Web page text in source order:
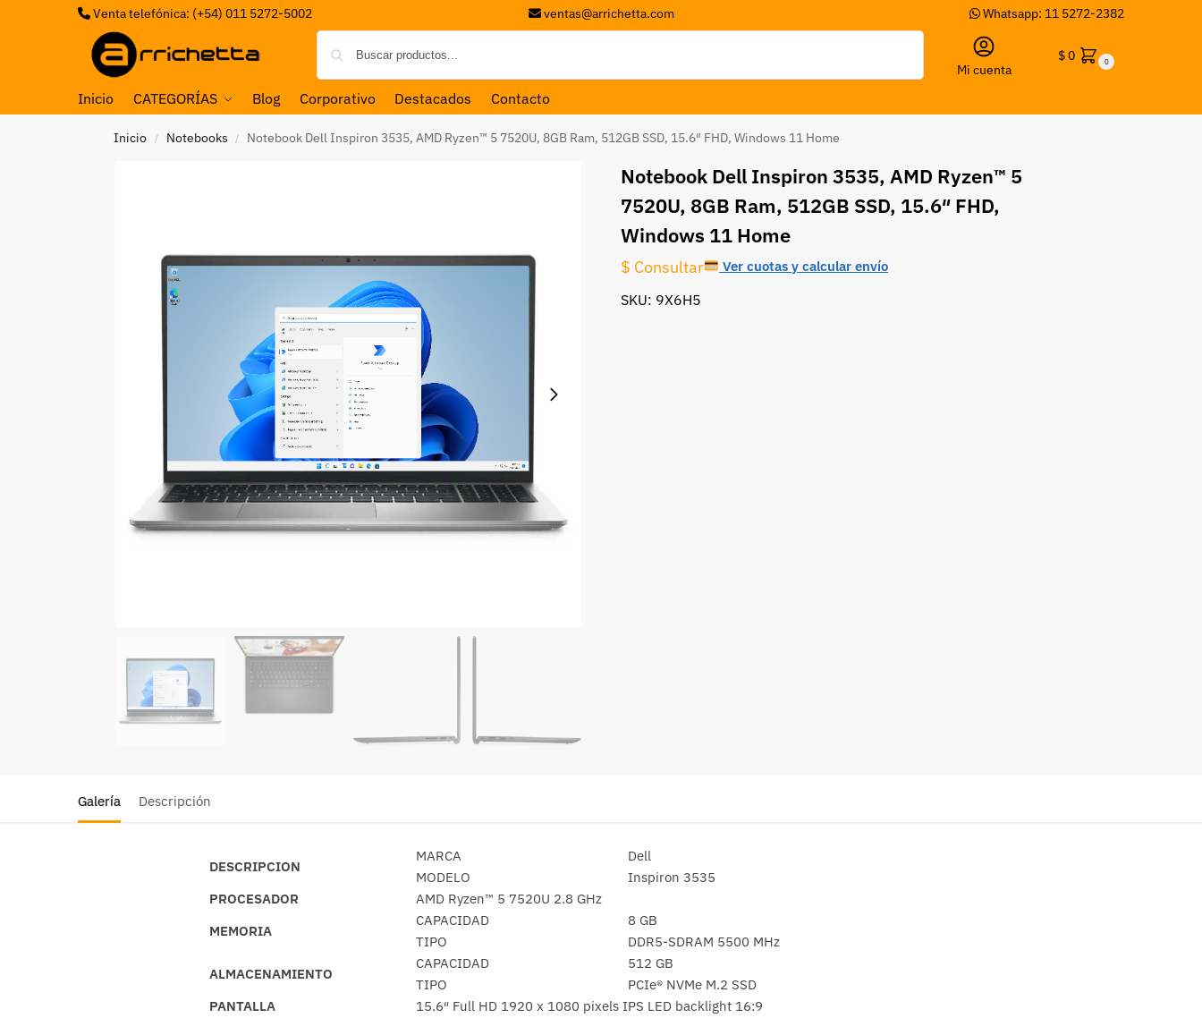
Venta telefónica: (+54) 011 5272-5002 ventas@arrichetta.com Whatsapp: 11 5272-2382
Mi cuenta
$0 0
Inicio CATEGORÍAS Blog Corporativo Destacados Contacto
Inicio / Notebooks / Notebook Dell Inspiron 3535, AMD Ryzen™ 5 7520U, 8GB Ram, 512GB SSD, 15.6″ FHD, Windows 11 Home
Notebook Dell Inspiron 3535, AMD Ryzen™ 5
7520U, 8GB Ram, 512GB SSD, 15.6″ FHD,
Windows 11 Home
$ Consultar
Ver cuotas y calcular envío
SKU: 9X6H5
Galería Descripción
DESCRIPCION
MARCA
Dell
MODELO
Inspiron 3535
PROCESADOR
AMD Ryzen™ 5 7520U 2.8 GHz
MEMORIA
CAPACIDAD
8 GB
TIPO
DDR5-SDRAM 5500 MHz
ALMACENAMIENTO
CAPACIDAD
512 GB
TIPO
PCIe® NVMe M.2 SSD
PANTALLA
15.6″ Full HD 1920 x 1080 pixels IPS LED backlight 16:9